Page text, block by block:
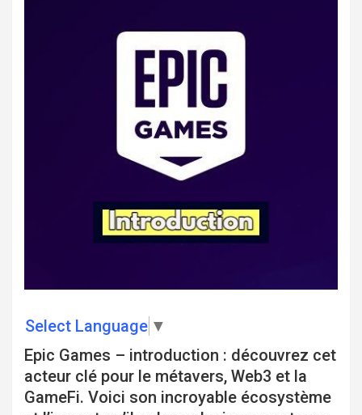
Select Language ▼
Epic Games – introduction : découvrez cet
acteur clé pour le métavers, Web3 et la
GameFi. Voici son incroyable écosystème